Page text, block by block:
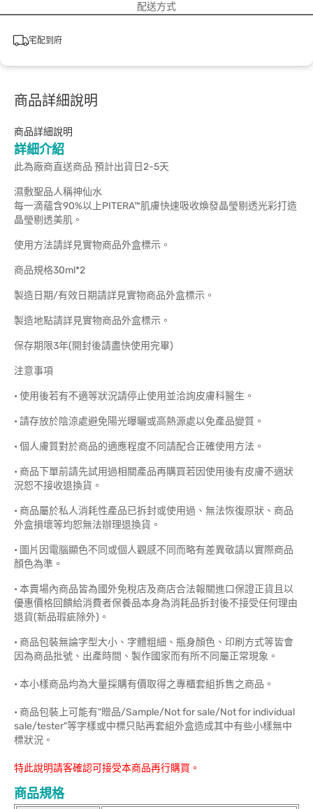
配送方式
宅配到府
商品詳細說明
商品詳細說明
詳細介紹
此為廠商直送商品 預計出貨日2-5天
濕敷聖品人稱神仙水
每一滴蘊含90%以上PITERA™肌膚快速吸收煥發晶瑩剔透光彩打造
晶瑩剔透美肌。
使用方法請詳見實物商品外盒標示。
商品規格30ml*2
製造日期/有效日期請詳見實物商品外盒標示。
製造地點請詳見實物商品外盒標示。
保存期限3年(開封後請盡快使用完畢)
注意事項
• 使用後若有不適等狀況請停止使用並洽詢皮膚科醫生。
• 請存放於陰涼處避免陽光曝曬或高熱源處以免產品變質。
• 個人膚質對於商品的適應程度不同請配合正確使用方法。
• 商品下單前請先試用過相關產品再購買若因使用後有皮膚不適狀
況恕不接收退換貨。
• 商品屬於私人消耗性產品已拆封或使用過、無法恢復原狀、商品
外盒損壞等均恕無法辦理退換貨。
• 圖片因電腦顯色不同或個人觀感不同而略有差異敬請以實際商品
顏色為準。
• 本賣場內商品皆為國外免稅店及商店合法報關進口保證正貨且以
優惠價格回饋給消費者保養品本身為消耗品拆封後不接受任何理由
退貨(新品瑕疵除外)。
• 商品包裝無論字型大小、字體粗細、瓶身顏色、印刷方式等皆會
因為商品批號、出產時間、製作國家而有所不同屬正常現象。
• 本小樣商品均為大量採購有價取得之專櫃套組拆售之商品。
• 商品包裝上可能有"贈品/Sample/Not for sale/Not for individual
sale/tester"等字樣或中標只貼再套組外盒造成其中有些小樣無中
標狀況。
特此說明請客確認可接受本商品再行購買。
商品規格